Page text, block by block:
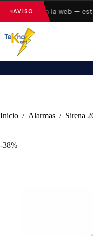
AVISO
errores en la web —
Inicio / Alarmas / Sirena
-38%